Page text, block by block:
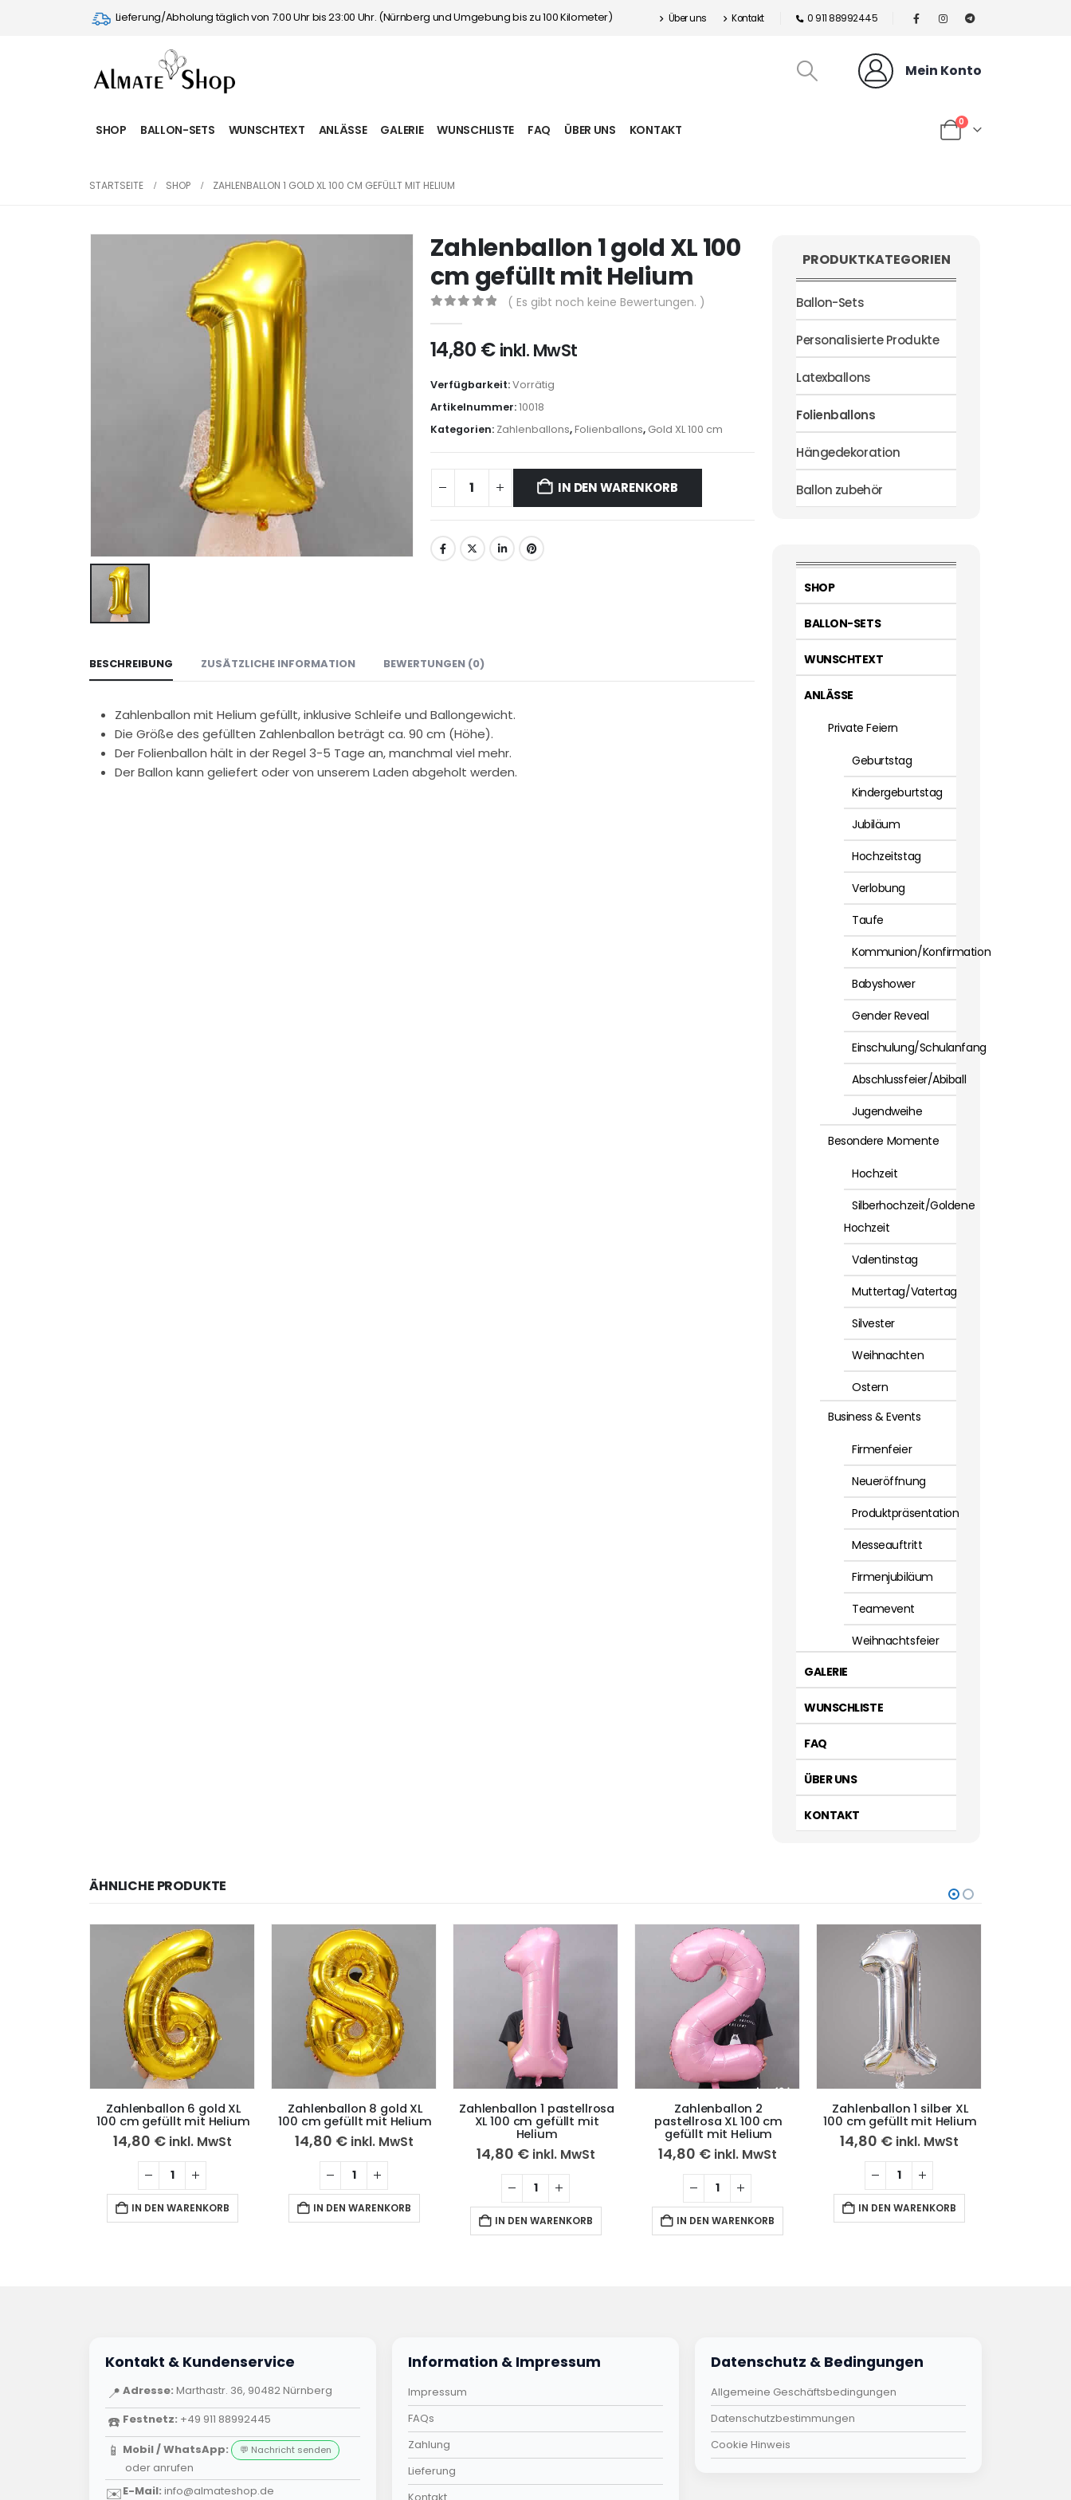
Lieferung/Abholung täglich von 7:00 Uhr bis 23:00 Uhr. (Nürnberg und Umgebung bis zu 100 Kilometer) Über uns Kontakt 0 911 88992445
Mein Konto
SHOP BALLON-SETS WUNSCHTEXT ANLÄSSE GALERIE WUNSCHLISTE FAQ ÜBER UNS KONTAKT
0
STARTSEITE SHOP ZAHLENBALLON 1 GOLD XL 100 CM GEFÜLLT MIT HELIUM
Zahlenballon 1 gold XL 100
cm gefüllt mit Helium
( Es gibt noch keine Bewertungen. )
14,80 € inkl. MwSt
Verfügbarkeit:Vorrätig
Artikelnummer:10018
Kategorien: Zahlenballons,Folienballons, Gold XL 100 cm
IN DEN WARENKORB
BESCHREIBUNG ZUSÄTZLICHE INFORMATION BEWERTUNGEN (0)
Zahlenballon mit Helium gefüllt, inklusive Schleife und Ballongewicht.
Die Größe des gefüllten Zahlenballon beträgt ca. 90 cm (Höhe).
Der Folienballon hält in der Regel 3-5 Tage an, manchmal viel mehr.
Der Ballon kann geliefert oder von unserem Laden abgeholt werden.
PRODUKTKATEGORIEN
Ballon-Sets
Personalisierte Produkte
Latexballons
Folienballons
Hängedekoration
Ballon zubehör
SHOP
BALLON-SETS
WUNSCHTEXT
ANLÄSSE
Private Feiern
Geburtstag
Kindergeburtstag
Jubiläum
Hochzeitstag
Verlobung
Taufe
Kommunion/Konfirmation
Babyshower
Gender Reveal
Einschulung/Schulanfang
Abschlussfeier/Abiball
Jugendweihe
Besondere Momente
Hochzeit
Silberhochzeit/Goldene
Hochzeit
Valentinstag
Muttertag/Vatertag
Silvester
Weihnachten
Ostern
Business & Events
Firmenfeier
Neueröffnung
Produktpräsentation
Messeauftritt
Firmenjubiläum
Teamevent
Weihnachtsfeier
GALERIE
WUNSCHLISTE
FAQ
ÜBER UNS
KONTAKT
ÄHNLICHE PRODUKTE
Zahlenballon 6 gold XL
100 cm gefüllt mit Helium
14,80 € inkl. MwSt
IN DEN WARENKORB
Zahlenballon 8 gold XL
100 cm gefüllt mit Helium
14,80 € inkl. MwSt
IN DEN WARENKORB
Zahlenballon 1 pastellrosa
XL 100 cm gefüllt mit
Helium
14,80 € inkl. MwSt
IN DEN WARENKORB
Zahlenballon 2
pastellrosa XL 100 cm
gefüllt mit Helium
14,80 € inkl. MwSt
IN DEN WARENKORB
Zahlenballon 1 silber XL
100 cm gefüllt mit Helium
14,80 € inkl. MwSt
IN DEN WARENKORB
Kontakt & Kundenservice
📍 Adresse: Marthastr. 36, 90482 Nürnberg
☎️ Festnetz: +49 911 88992445
📱 Mobil / WhatsApp: 💬 Nachricht senden
oder anrufen
✉️E-Mail: info@almateshop.de
Information & Impressum
Impressum
FAQs
Zahlung
Lieferung
Datenschutz & Bedingungen
Allgemeine Geschäftsbedingungen
Datenschutzbestimmungen
Cookie Hinweis